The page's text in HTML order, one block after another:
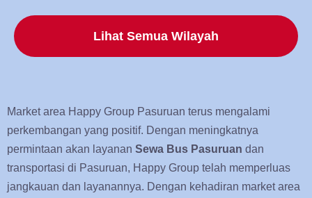
Lihat Semua Wilayah
Market area Happy Group Pasuruan terus mengalami
perkembangan yang positif. Dengan meningkatnya
permintaan akan layanan Sewa Bus Pasuruan dan
transportasi di Pasuruan, Happy Group telah memperluas
jangkauan dan layanannya. Dengan kehadiran market area